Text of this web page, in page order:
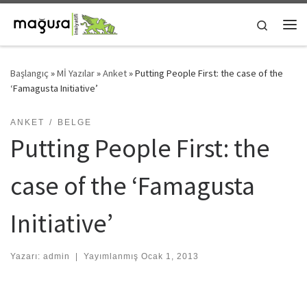
Skip to content
Search
Başlangıç »Mİ Yazılar»Anket»Putting People First: the case of the
‘Famagusta Initiative’
ANKET BELGE
Putting People First: the
case of the ‘Famagusta
Initiative’
Yazarı: admin | Yayımlanmış Ocak 1, 2013